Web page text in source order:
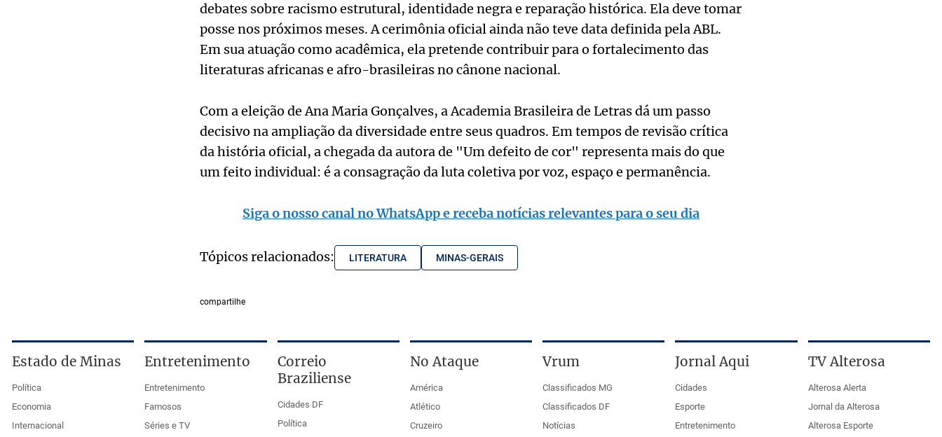
debates sobre racismo estrutural, identidade negra e reparação histórica. Ela deve tomar
posse nos próximos meses. A cerimônia oficial ainda não teve data definida pela ABL.
Em sua atuação como acadêmica, ela pretende contribuir para o fortalecimento das
literaturas africanas e afro-brasileiras no cânone nacional.
Com a eleição de Ana Maria Gonçalves, a Academia Brasileira de Letras dá um passo
decisivo na ampliação da diversidade entre seus quadros. Em tempos de revisão crítica
da história oficial, a chegada da autora de "Um defeito de cor" representa mais do que
um feito individual: é a consagração da luta coletiva por voz, espaço e permanência.
Siga o nosso canal no WhatsApp e receba notícias relevantes para o seu dia
Tópicos relacionados: LITERATURA MINAS-GERAIS
compartilhe
Estado de Minas
Política
Economia
Internacional
Entretenimento
Entretenimento
Famosos
Séries e TV
Correio
Braziliense
Cidades DF
Política
No Ataque
América
Atlético
Cruzeiro
Vrum
Classificados MG
Classificados DF
Notícias
Jornal Aqui
Cidades
Esporte
Entretenimento
TV Alterosa
Alterosa Alerta
Jornal da Alterosa
Alterosa Esporte